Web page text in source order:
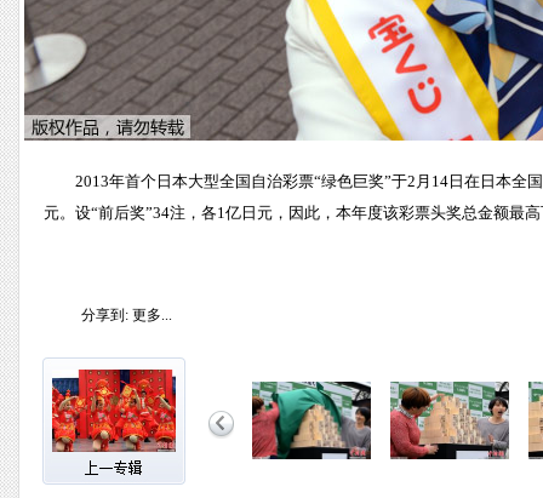
2013年首个日本大型全国自治彩票“绿色巨奖”于2月14日在日本全
元。设“前后奖”34注，各1亿日元，因此，本年度该彩票头奖总金额最
分享到: 更多...